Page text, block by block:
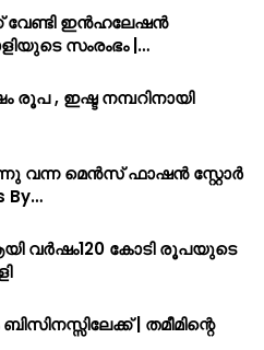
വേണ്ടി ഇൻഹലേഷൻ
സംരംഭം |…
രൂപ , ഇഷ്ട നമ്പറിനായി
വന്ന മെൻസ് ഫാഷൻ സ്റ്റോർ
By…
വർഷം120 കോടി രൂപയുടെ
| തമീമിന്റെ